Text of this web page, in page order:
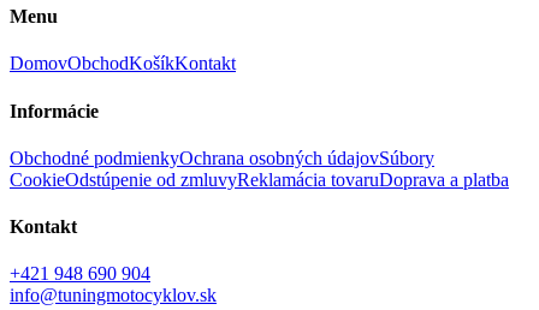
Menu
DomovObchodKošíkKontakt
Informácie
Obchodné podmienkyOchrana osobných údajovSúbory
CookieOdstúpenie od zmluvyReklamácia tovaruDoprava a platba
Kontakt
+421 948 690 904
info@tuningmotocyklov.sk